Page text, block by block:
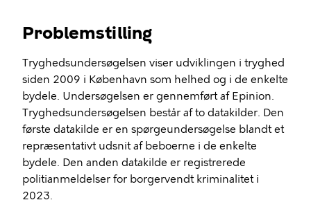
Problemstilling
Tryghedsundersøgelsen viser udviklingen i tryghed
siden 2009 i København som helhed og i de enkelte
bydele. Undersøgelsen er gennemført af Epinion.
Tryghedsundersøgelsen består af to datakilder. Den
første datakilde er en spørgeundersøgelse blandt et
repræsentativt udsnit af beboerne i de enkelte
bydele. Den anden datakilde er registrerede
politianmeldelser for borgervendt kriminalitet i
2023.